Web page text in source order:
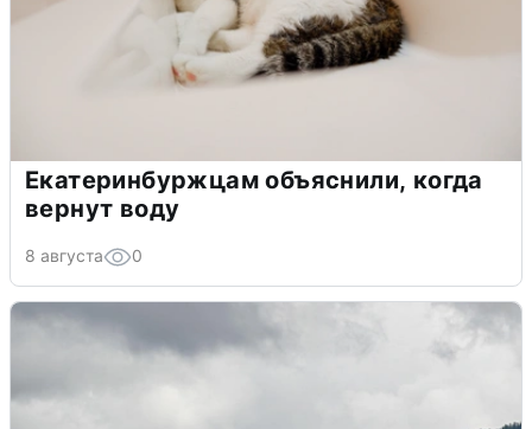
Екатеринбуржцам объяснили, когда
вернут воду
8 августа 0